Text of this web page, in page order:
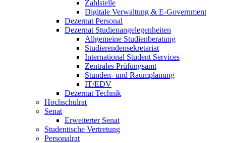
Zahlstelle
Digitale Verwaltung & E-Government
Dezernat Personal
Dezernat Studienangelegenheiten
Allgemeine Studienberatung
Studierendensekretariat
International Student Services
Zentrales Prüfungsamt
Stunden- und Raumplanung
IT/EDV
Dezernat Technik
Hochschulrat
Senat
Erweiterter Senat
Studentische Vertretung
Personalrat